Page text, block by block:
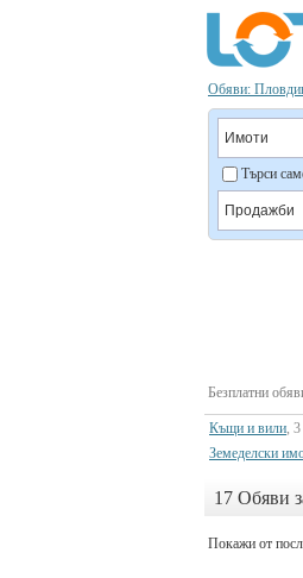
Обяви:
Търси
Безплатни
Къщи и вили, 3
Земеделски
17 Обяви
Покажи от